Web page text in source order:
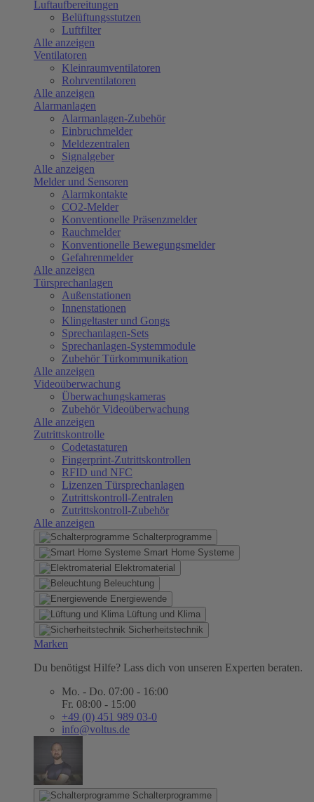
Luftaufbereitungen
Belüftungsstutzen
Luftfilter
Alle anzeigen
Ventilatoren
Kleinraumventilatoren
Rohrventilatoren
Alle anzeigen
Alarmanlagen
Alarmanlagen-Zubehör
Einbruchmelder
Meldezentralen
Signalgeber
Alle anzeigen
Melder und Sensoren
Alarmkontakte
CO2-Melder
Konventionelle Präsenzmelder
Rauchmelder
Konventionelle Bewegungsmelder
Gefahrenmelder
Alle anzeigen
Türsprechanlagen
Außenstationen
Innenstationen
Klingeltaster und Gongs
Sprechanlagen-Sets
Sprechanlagen-Systemmodule
Zubehör Türkommunikation
Alle anzeigen
Videoüberwachung
Überwachungskameras
Zubehör Videoüberwachung
Alle anzeigen
Zutrittskontrolle
Codetastaturen
Fingerprint-Zutrittskontrollen
RFID und NFC
Lizenzen Türsprechanlagen
Zutrittskontroll-Zentralen
Zutrittskontroll-Zubehör
Alle anzeigen
Schalterprogramme
Smart Home Systeme
Elektromaterial
Beleuchtung
Energiewende
Lüftung und Klima
Sicherheitstechnik
Marken
Du benötigst Hilfe? Lass dich von unseren Experten beraten.
Mo. - Do. 07:00 - 16:00
Fr. 08:00 - 15:00
+49 (0) 451 989 03-0
info@voltus.de
Schalterprogramme